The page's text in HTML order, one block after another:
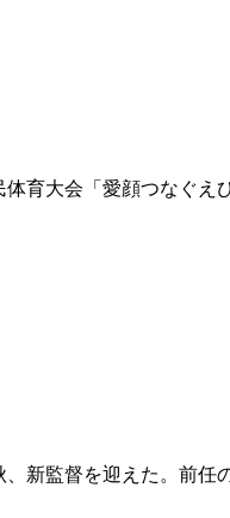
育大会「愛顔つなぐ
監督を迎えた。前